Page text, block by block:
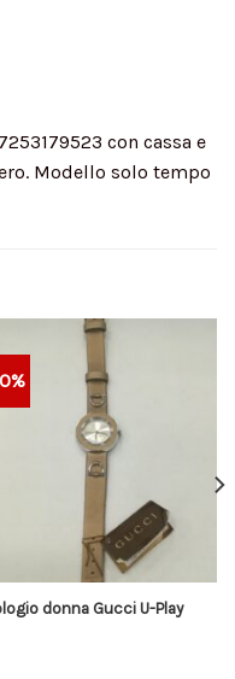
con cassa e
Modello solo tempo
donna Gucci U-Play